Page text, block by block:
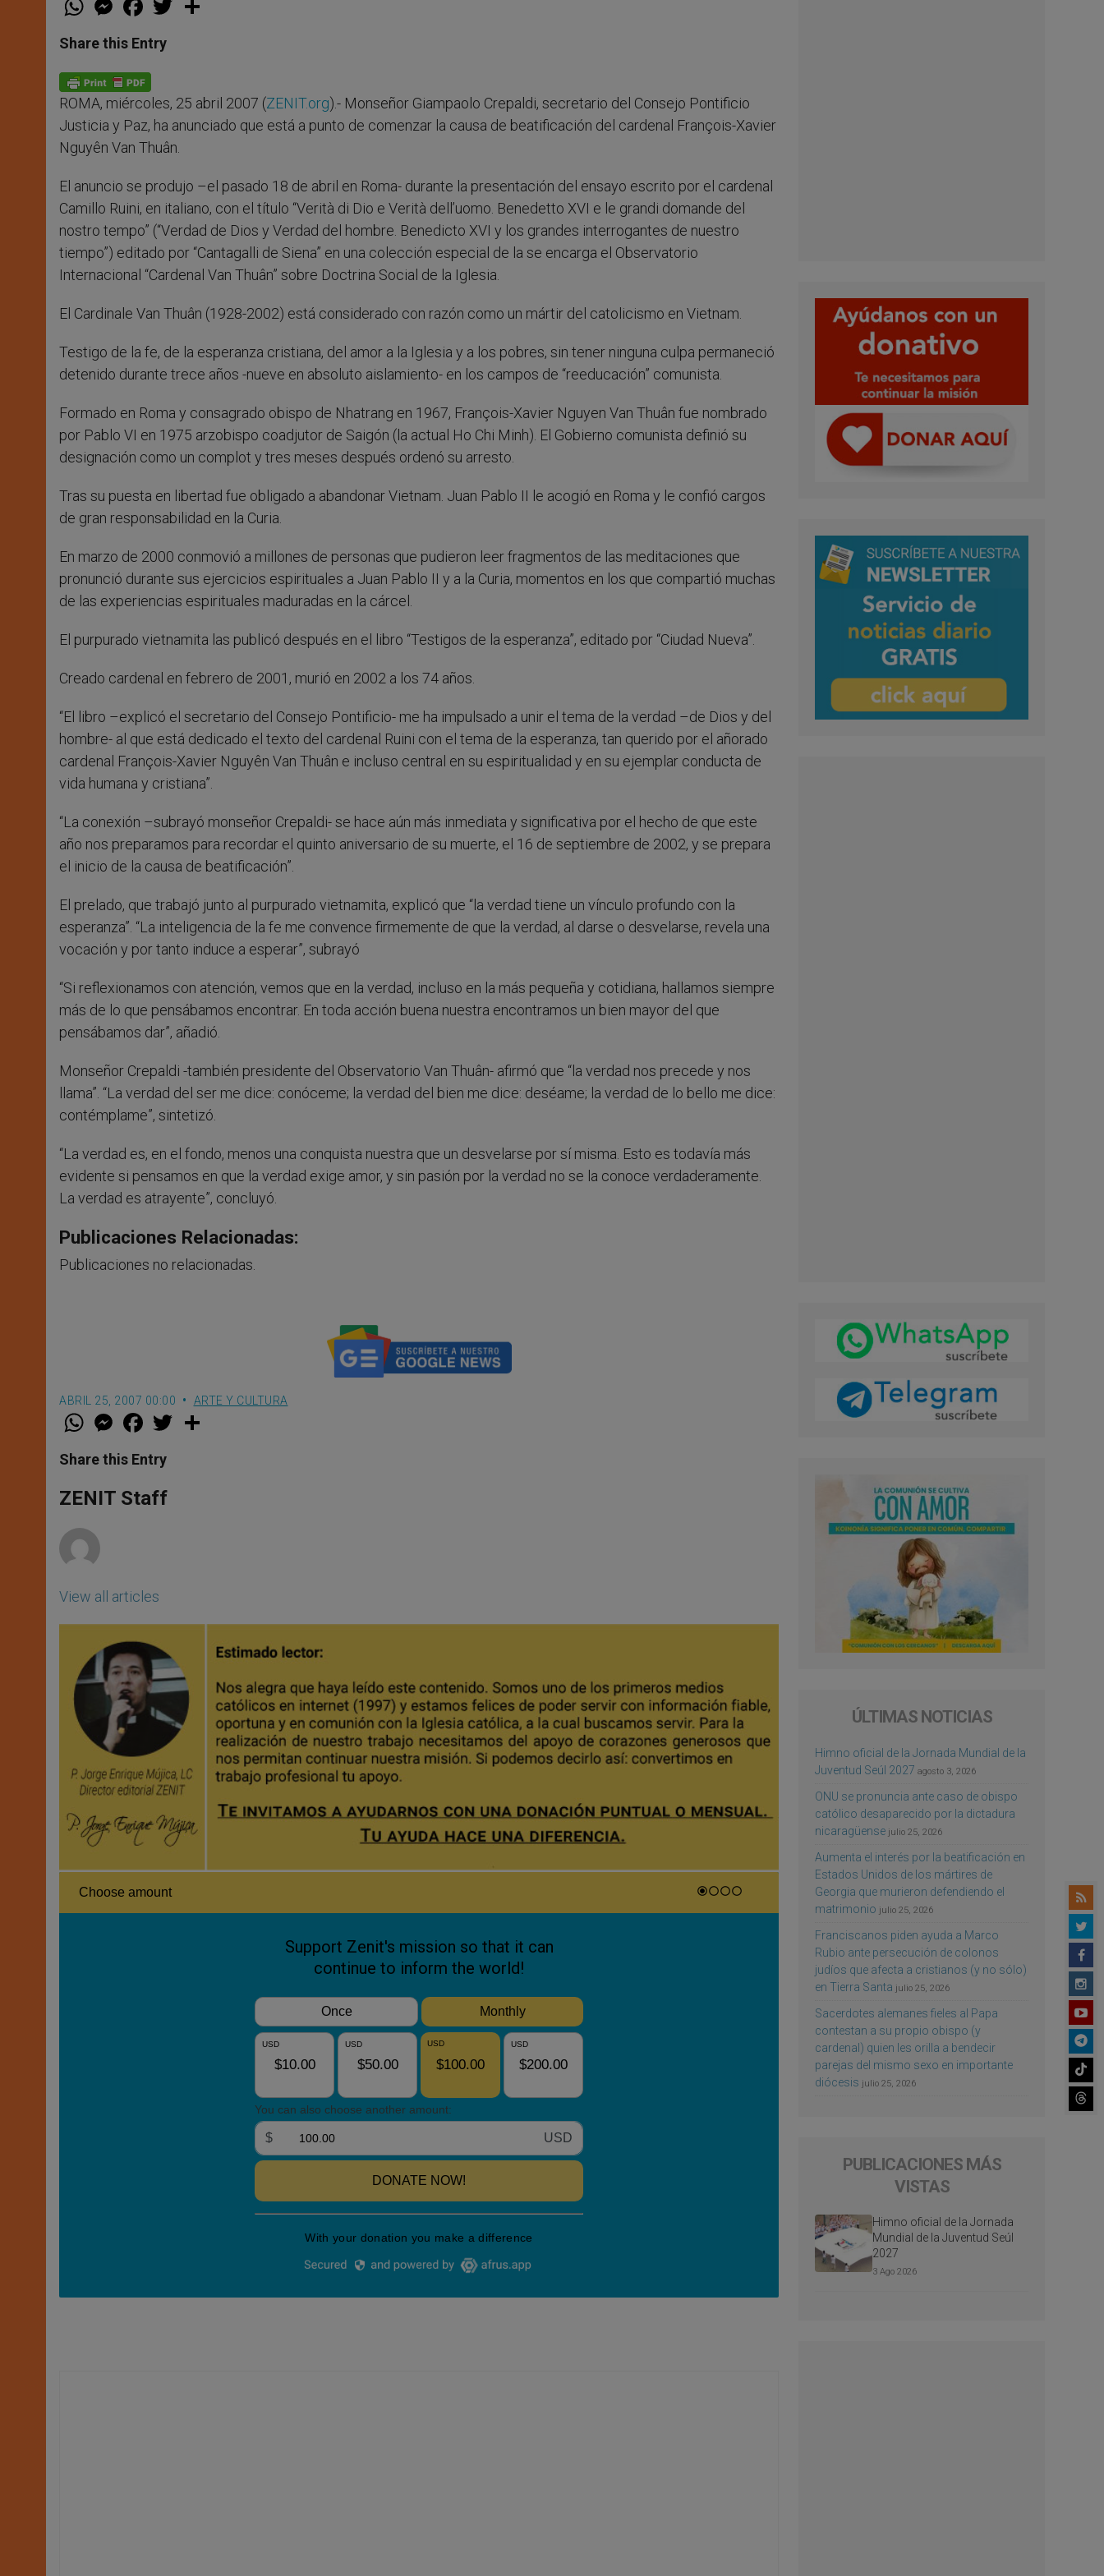
t
s
p
p
e
s
e
g
e
r
a
e
b
o
k
w
Share this Entry
ROMA, miércoles, 25 abril 2007 (ZENIT.org).- Monseñor Giampaolo Crepaldi, secretario del Consejo Pontificio
Justicia y Paz, ha anunciado que está a punto de comenzar la causa de beatificación del cardenal François-Xavier
Nguyên Van Thuân.
El anuncio se produjo –el pasado 18 de abril en Roma- durante la presentación del ensayo escrito por el cardenal
Camillo Ruini, en italiano, con el título “Verità di Dio e Verità dell’uomo. Benedetto XVI e le grandi domande del
nostro tempo” (“Verdad de Dios y Verdad del hombre. Benedicto XVI y los grandes interrogantes de nuestro
tiempo”) editado por “Cantagalli de Siena” en una colección especial de la se encarga el Observatorio
Internacional “Cardenal Van Thuân” sobre Doctrina Social de la Iglesia.
El Cardinale Van Thuân (1928-2002) está considerado con razón como un mártir del catolicismo en Vietnam.
Testigo de la fe, de la esperanza cristiana, del amor a la Iglesia y a los pobres, sin tener ninguna culpa permaneció
detenido durante trece años -nueve en absoluto aislamiento- en los campos de “reeducación” comunista.
Formado en Roma y consagrado obispo de Nhatrang en 1967, François-Xavier Nguyen Van Thuân fue nombrado
por Pablo VI en 1975 arzobispo coadjutor de Saigón (la actual Ho Chi Minh). El Gobierno comunista definió su
designación como un complot y tres meses después ordenó su arresto.
Tras su puesta en libertad fue obligado a abandonar Vietnam. Juan Pablo II le acogió en Roma y le confió cargos
de gran responsabilidad en la Curia.
En marzo de 2000 conmovió a millones de personas que pudieron leer fragmentos de las meditaciones que
pronunció durante sus ejercicios espirituales a Juan Pablo II y a la Curia, momentos en los que compartió muchas
de las experiencias espirituales maduradas en la cárcel.
El purpurado vietnamita las publicó después en el libro “Testigos de la esperanza”, editado por “Ciudad Nueva”.
Creado cardenal en febrero de 2001, murió en 2002 a los 74 años.
“El libro –explicó el secretario del Consejo Pontificio- me ha impulsado a unir el tema de la verdad –de Dios y del
hombre- al que está dedicado el texto del cardenal Ruini con el tema de la esperanza, tan querido por el añorado
cardenal François-Xavier Nguyên Van Thuân e incluso central en su espiritualidad y en su ejemplar conducta de
vida humana y cristiana”.
“La conexión –subrayó monseñor Crepaldi- se hace aún más inmediata y significativa por el hecho de que este
año nos preparamos para recordar el quinto aniversario de su muerte, el 16 de septiembre de 2002, y se prepara
el inicio de la causa de beatificación”.
El prelado, que trabajó junto al purpurado vietnamita, explicó que “la verdad tiene un vínculo profundo con la
esperanza”. “La inteligencia de la fe me convence firmemente de que la verdad, al darse o desvelarse, revela una
vocación y por tanto induce a esperar”, subrayó
“Si reflexionamos con atención, vemos que en la verdad, incluso en la más pequeña y cotidiana, hallamos siempre
más de lo que pensábamos encontrar. En toda acción buena nuestra encontramos un bien mayor del que
pensábamos dar”, añadió.
Monseñor Crepaldi -también presidente del Observatorio Van Thuân- afirmó que “la verdad nos precede y nos
llama”. “La verdad del ser me dice: conóceme; la verdad del bien me dice: deséame; la verdad de lo bello me dice:
contémplame”, sintetizó.
“La verdad es, en el fondo, menos una conquista nuestra que un desvelarse por sí misma. Esto es todavía más
evidente si pensamos en que la verdad exige amor, y sin pasión por la verdad no se la conoce verdaderamente.
La verdad es atrayente”, concluyó.
Publicaciones Relacionadas:
Publicaciones no relacionadas.
ABRIL 25, 2007 00:00 ARTE Y CULTURA
W
t
s
p
p
M
e
s
e
g
e
F
a
e
b
o
k
w
Share this Entry
ZENIT Staff
View all articles
ÚLTIMAS NOTICIAS
Himno oficial de la Jornada Mundial de la
Juventud Seúl 2027 agosto 3, 2026
ONU se pronuncia ante caso de obispo
católico desaparecido por la dictadura
nicaragüense julio 25, 2026
Aumenta el interés por la beatificación en
Estados Unidos de los mártires de
Georgia que murieron defendiendo el
matrimonio julio 25, 2026
Franciscanos piden ayuda a Marco
Rubio ante persecución de colonos
judíos que afecta a cristianos (y no sólo)
en Tierra Santa julio 25, 2026
Sacerdotes alemanes fieles al Papa
contestan a su propio obispo (y
cardenal) quien les orilla a bendecir
parejas del mismo sexo en importante
diócesis julio 25, 2026
PUBLICACIONES MÁS
VISTAS
Himno oficial de la Jornada
Mundial de la Juventud Seúl
2027
3 Ago 2026